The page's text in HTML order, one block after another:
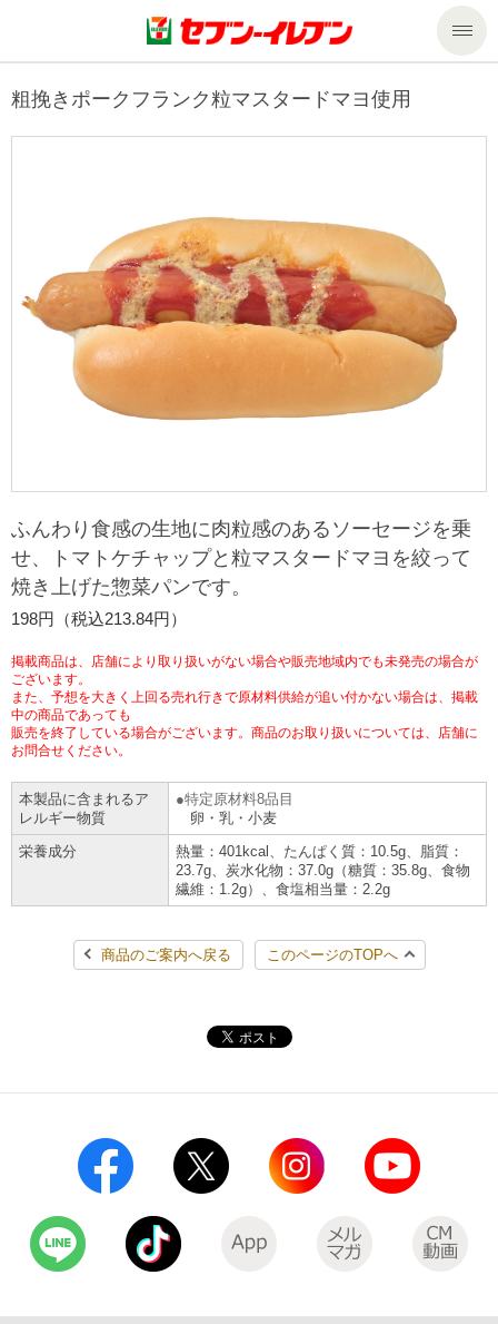
商品のご案内
来週の新商品
商品カテゴリ一覧
セブンプレミアム
ギフト
プリペイドカード・金券
ニンテンドー・ダウンロードカード
サービストップ
nanacoトップ
マルチコピー機でできること
コピー
プリント
スキャン
ファクス
チケット
プリペイドサービス
スポーツ振興くじ
行政サービス
学び・教育
宅配便
切手・はがき・印紙
セブン銀行ATM
ご利用可能なお支払い方法
スマホプリペイド
レジでApple Accountにチャージ
オンラインフォトサービス
コインランドリー（店舗限定）
宅配ロッカー（店舗限定）
自転車シェアリング（店舗限定）
モバイルバッテリーシェアリング（店舗限定）
モバイルWi-Fiバッテリーシェアリング（店舗限定）
チケットサービス
セブンチケット
イープラス
JTB
セブン‐イレブンでお受取り
セブンネットショッピング
企業情報
企業情報トップ
ニュースリリース
企業理念
会社概要
貸借対照表・損益計算書
沿革
国内店舗数
売上高、店舗数推移
セブン‐イレブンの海外事業
データで見るセブン‐イレブン
セブン‐イレブンの「商品力」
セブン-イレブンの横顔
セブン-イレブンの歴史
私たちの取組み
サステナビリティ
セブン＆アイ・ホールディングスの重点課題
サステナビリティ活動基本方針
サステナビリティ推進体制
GREEN CHALLENGE 2050
4VISIONS
サステナビリティニュース
サステナビリティレポート
報告書ライブラリー
加盟店オーナー募集 物件募集・購入
アルバイト情報
店舗検索
お問い合わせ
Language
English (Corporate)
English (Services)
简体中文(服务)
한국어(서비스)
粗挽きポークフランク粒マスタードマヨ使用
ふんわり食感の生地に肉粒感のあるソーセージを乗
せ、トマトケチャップと粒マスタードマヨを絞って
焼き上げた惣菜パンです。
198円（税込213.84円）
掲載商品は、店舗により取り扱いがない場合や販売地域内でも未発売の場合が
ございます。
また、予想を大きく上回る売れ行きで原材料供給が追い付かない場合は、掲載
中の商品であっても
販売を終了している場合がございます。商品のお取り扱いについては、店舗に
お問合せください。
本製品に含まれるア
レルギー物質
特定原材料8品目
卵・乳・小麦
栄養成分
熱量：401kcal、たんぱく質：10.5g、脂質：
23.7g、炭水化物：37.0g（糖質：35.8g、食物
繊維：1.2g）、食塩相当量：2.2g
商品のご案内へ戻る このページのTOPへ